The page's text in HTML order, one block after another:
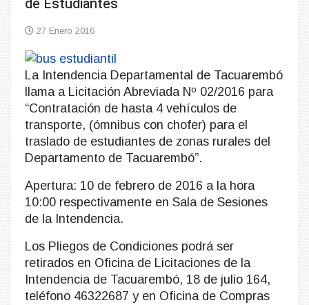
27 Enero 2016
La Intendencia Departamental de Tacuarembó
llama a Licitación Abreviada Nº 02/2016 para
“Contratación de hasta 4 vehículos de
transporte, (ómnibus con chofer) para el
traslado de estudiantes de zonas rurales del
Departamento de Tacuarembó”.
Apertura: 10 de febrero de 2016 a la hora
10:00 respectivamente en Sala de Sesiones
de la Intendencia.
Los Pliegos de Condiciones podrá ser
retirados en Oficina de Licitaciones de la
Intendencia de Tacuarembó, 18 de julio 164,
teléfono 46322687 y en Oficina de Compras